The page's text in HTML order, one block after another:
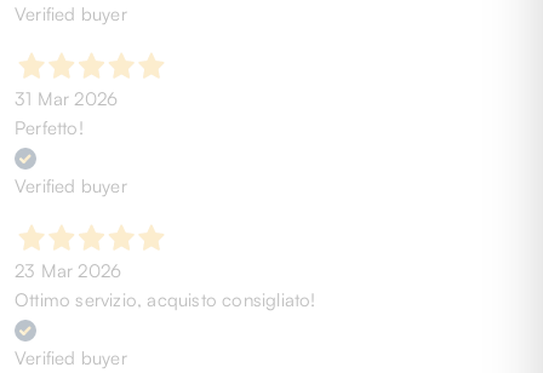
Verified buyer
31 Mar 2026
Perfetto!
Verified buyer
23 Mar 2026
Ottimo servizio, acquisto consigliato!
Verified buyer